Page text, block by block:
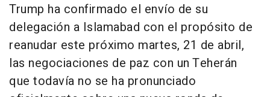
Trump ha confirmado el envío de su
delegación a Islamabad con el propósito de
reanudar este próximo martes, 21 de abril,
las negociaciones de paz con un Teherán
que todavía no se ha pronunciado